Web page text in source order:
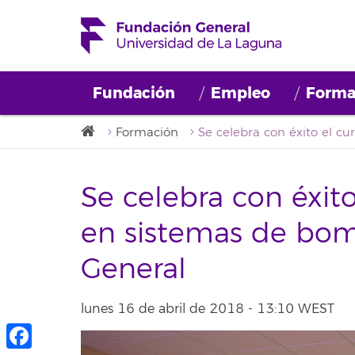
Fundación Empleo
Formación
Se celebra con
en sistemas de
General
lunes 16 de abril de 2018 - 13:10 WEST